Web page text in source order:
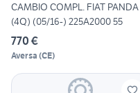
CAMBIO COMPL. FIAT PANDA
(4Q) (05/16-) 225A2000 55
770 €
Aversa (CE)